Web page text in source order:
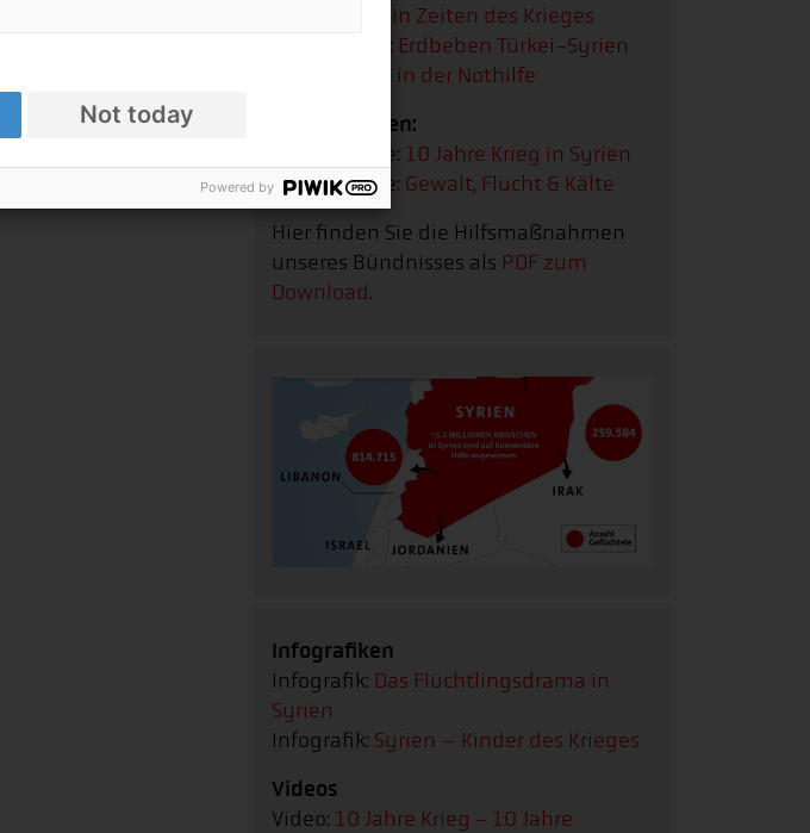
Hilfe in Zeiten des Krieges
Sonderfolge: Erdbeben Türkei-Syrien
Reha in der Nothilfe
Bildergalerien:
Bildergalerie: 10 Jahre Krieg in Syrien
Bildergalerie: Gewalt, Flucht & Kälte
Hier finden Sie die Hilfsmaßnahmen
unseres Bündnisses als PDF zum
Download.
Infografiken
Infografik: Das Flüchtlingsdrama in
Syrien
Infografik: Syrien – Kinder des Krieges
Videos
Video: 10 Jahre Krieg - 10 Jahre
Not today
Powered by